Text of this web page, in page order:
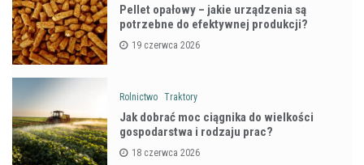
Pellet opałowy – jakie urządzenia są
potrzebne do efektywnej produkcji?
19 czerwca 2026
Rolnictwo Traktory
Jak dobrać moc ciągnika do wielkości
gospodarstwa i rodzaju prac?
18 czerwca 2026